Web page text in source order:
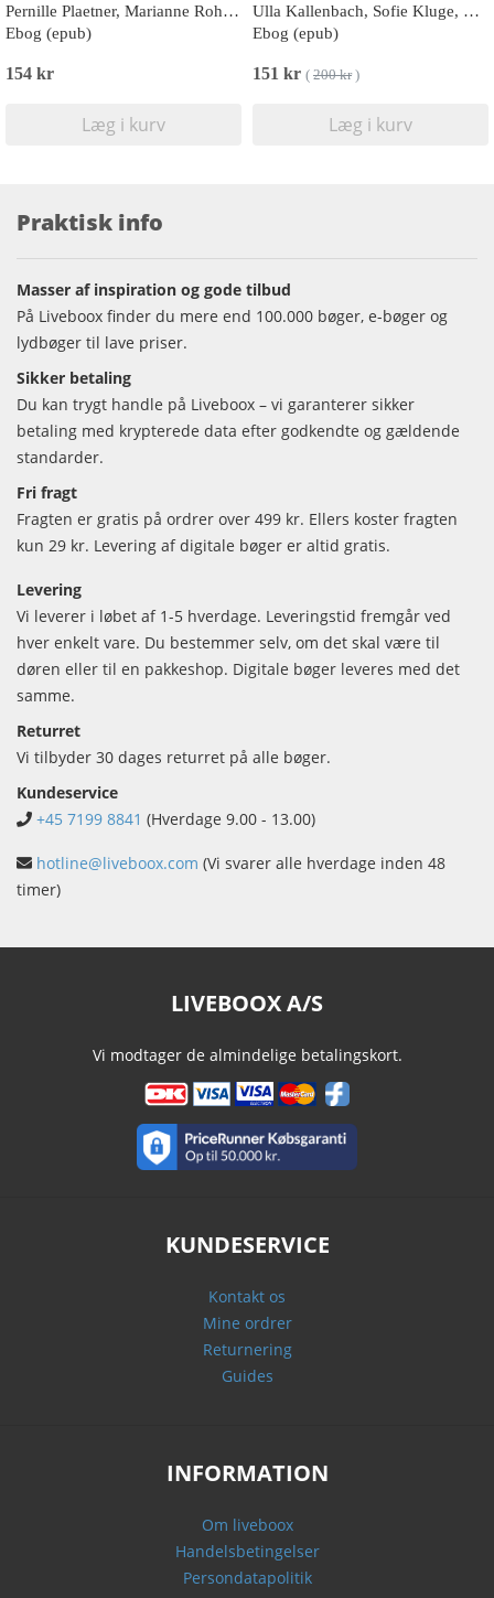
Pernille Plaetner, Marianne Rohweder
Ebog (epub)
154 kr
Læg i kurv
Ulla Kallenbach, Sofie Kluge, Rasmus Vangshardt
Ebog (epub)
151 kr ( 200 kr)
Læg i kurv
Praktisk info
Masser af inspiration og gode tilbud
På Liveboox finder du mere end 100.000 bøger, e-bøger og
lydbøger til lave priser.
Sikker betaling
Du kan trygt handle på Liveboox – vi garanterer sikker
betaling med krypterede data efter godkendte og gældende
standarder.
Fri fragt
Fragten er gratis på ordrer over 499 kr. Ellers koster fragten
kun 29 kr. Levering af digitale bøger er altid gratis.
Levering
Vi leverer i løbet af 1-5 hverdage. Leveringstid fremgår ved
hver enkelt vare. Du bestemmer selv, om det skal være til
døren eller til en pakkeshop. Digitale bøger leveres med det
samme.
Returret
Vi tilbyder 30 dages returret på alle bøger.
Kundeservice
+45 7199 8841 (Hverdage 9.00 - 13.00)
hotline@liveboox.com (Vi svarer alle hverdage inden 48
timer)
LIVEBOOX A/S
Vi modtager de almindelige betalingskort.
KUNDESERVICE
Kontakt os
Mine ordrer
Returnering
Guides
INFORMATION
Om liveboox
Handelsbetingelser
Persondatapolitik